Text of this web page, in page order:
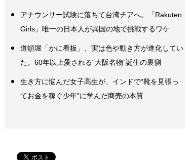
アナウンサー試験に落ちて台湾チアへ。「Rakuten
Girls」唯一の日本人が異国の地で挑戦するワケ
道頓堀「かに看板」、実は色や動き方が進化してい
た。60年以上愛される“大阪名物”誕生の裏側
生き方に悩んだ女子高生が、インドで“靴を見張っ
てお金を稼ぐ少年”に学んだ商売の本質